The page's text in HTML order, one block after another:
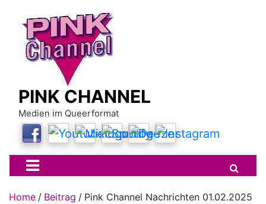
content
PINK CHANNEL
Medien im Queerformat
Home Beitrag Pink Channel Nachrichten 01.02.2025